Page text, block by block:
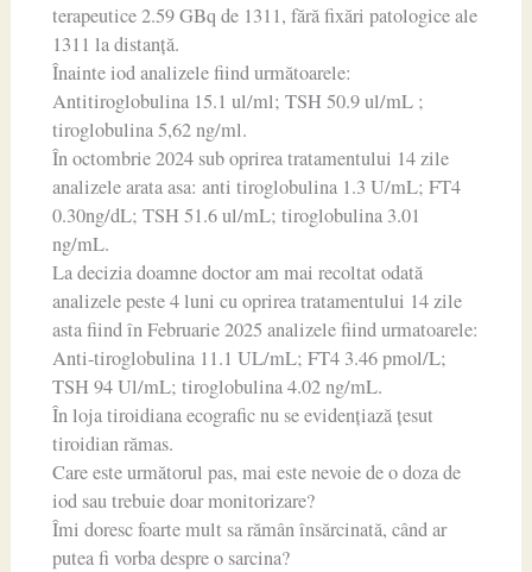
terapeutice 2.59 GBq de 1311, fără fixări patologice ale
1311 la distanță.
Înainte iod analizele fiind următoarele:
Antitiroglobulina 15.1 ul/ml; TSH 50.9 ul/mL ;
tiroglobulina 5,62 ng/ml.
În octombrie 2024 sub oprirea tratamentului 14 zile
analizele arata asa: anti tiroglobulina 1.3 U/mL; FT4
0.30ng/dL; TSH 51.6 ul/mL; tiroglobulina 3.01
ng/mL.
La decizia doamne doctor am mai recoltat odată
analizele peste 4 luni cu oprirea tratamentului 14 zile
asta fiind în Februarie 2025 analizele fiind urmatoarele:
Anti-tiroglobulina 11.1 UL/mL; FT4 3.46 pmol/L;
TSH 94 Ul/mL; tiroglobulina 4.02 ng/mL.
În loja tiroidiana ecografic nu se evidențiază țesut
tiroidian rămas.
Care este următorul pas, mai este nevoie de o doza de
iod sau trebuie doar monitorizare?
Îmi doresc foarte mult sa rămân însărcinată, când ar
putea fi vorba despre o sarcina?